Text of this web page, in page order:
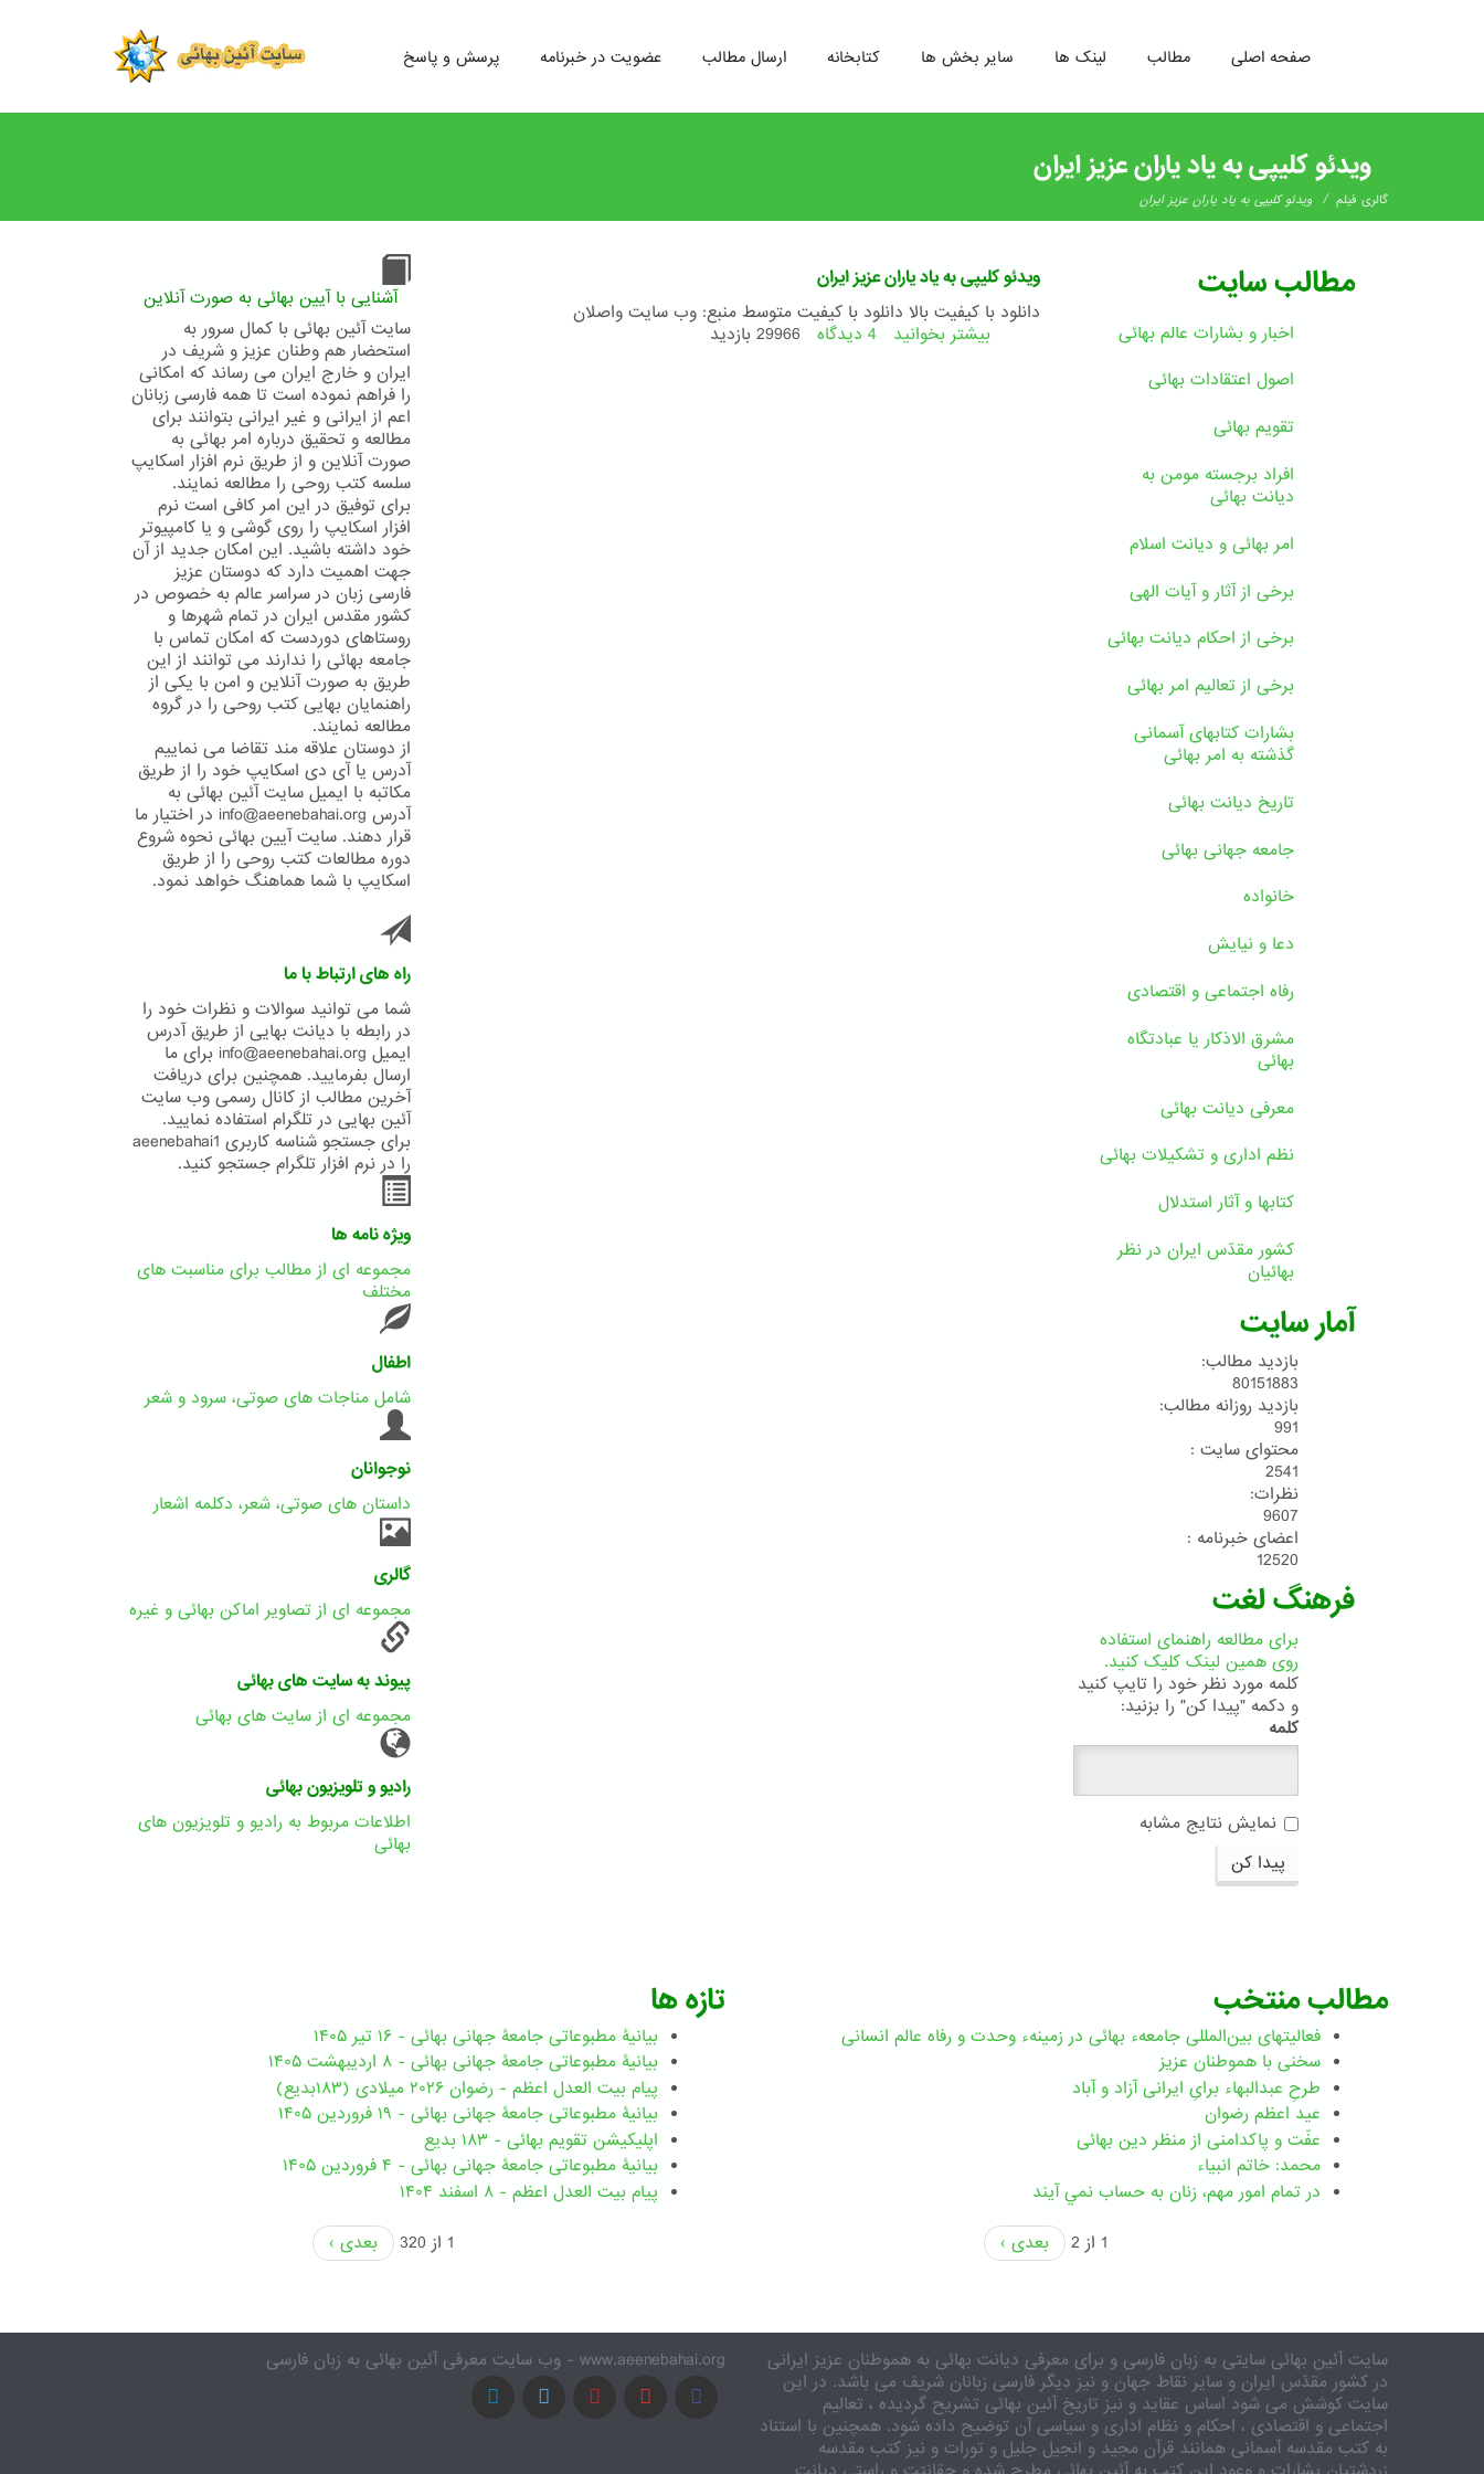
رفتن
پرسش و پاسخ عضویت در خبرنامه ارسال مطالب کتابخانه سایر بخش ها لینک ها مطالب صفحه اصلی
ویدئو کلیپی به یاد یاران عزیز ایران
گالری فیلم / ویدئو کلیپی به یاد یاران عزیز ایران
ویدئو کلیپی به یاد یاران عزیز ایران
دانلود با کیفیت بالا دانلود با کیفیت متوسط منبع: وب سایت واصلان
بیشتر بخوانید درباره
4 دیدگاه 29966 بازدید
آشنایی با آیین بهائی به صورت آنلاین
سایت آئین بهائی با کمال سرور به
استحضار هم وطنان عزیز و شریف در
ایران و خارج ایران می رساند که امکانی
را فراهم نموده است تا همه فارسی زبانان
اعم از ایرانی و غیر ایرانی بتوانند برای
مطالعه و تحقیق درباره امر بهائی به
صورت آنلاین و از طریق نرم افزار اسکایپ
سلسه کتب روحی را مطالعه نمایند.
برای توفیق در این امر کافی است نرم
افزار اسکایپ را روی گوشی و یا کامپیوتر
خود داشته باشید. این امکان جدید از آن
جهت اهمیت دارد که دوستان عزیز
فارسی زبان در سراسر عالم به خصوص در
کشور مقدس ایران در تمام شهرها و
روستاهای دوردست که امکان تماس با
جامعه بهائی را ندارند می توانند از این
طریق به صورت آنلاین و امن با یکی از
راهنمایان بهایی کتب روحی را در گروه
مطالعه نمایند.
از دوستان علاقه مند تقاضا می نماییم
آدرس یا آی دی اسکایپ خود را از طریق
مکاتبه با ایمیل سایت آئین بهائی به
آدرس info@aeenebahai.org در اختیار ما
قرار دهند. سایت آیین بهائی نحوه شروع
دوره مطالعات کتب روحی را از طریق
اسکایپ با شما هماهنگ خواهد نمود.
راه های ارتباط با ما
شما می توانید سوالات و نظرات خود را
در رابطه با دیانت بهایی از طریق آدرس
ایمیل info@aeenebahai.org برای ما
ارسال بفرمایید. همچنین برای دریافت
آخرین مطالب از کانال رسمی وب سایت
آئین بهایی در تلگرام استفاده نمایید.
برای جستجو شناسه کاربری aeenebahai1
را در نرم افزار تلگرام جستجو کنید.
ویژه نامه ها
مجموعه ای از مطالب برای مناسبت های
مختلف
اطفال
شامل مناجات های صوتی، سرود و شعر
نوجوانان
داستان های صوتی، شعر، دکلمه اشعار
گالری
مجموعه ای از تصاویر اماکن بهائی و غیره
پیوند به سایت های بهائی
مجموعه ای از سایت های بهائی
رادیو و تلویزیون بهائی
اطلاعات مربوط به رادیو و تلویزیون های
بهائی
مطالب سایت
اخبار و بشارات عالم بهائى
اصول اعتقادات بهائی
تقویم بهائی
افراد برجسته مومن به
دیانت بهائی
امر بهائی و دیانت اسلام
برخی از آثار و آیات الهی
برخی از احکام دیانت بهائی
برخی از تعالیم امر بهائی
بشارات کتابهای آسمانی
گذشته به امر بهائی
تاریخ دیانت بهائی
جامعه جهانی بهائی
خانواده
دعا و نیایش
رفاه اجتماعی و اقتصادی
مشرق الاذکار یا عبادتگاه
بهائی
معرفی دیانت بهائی
نظم اداری و تشکیلات بهائی
کتابها و آثار استدلال
کشور مقدّس ایران در نظر
بهائیان
آمار سایت
بازدید مطالب:
80151883
بازدید روزانه مطالب:
991
محتوای سایت :
2541
نظرات:
9607
اعضای خبرنامه :
12520
فرهنگ لغت
برای مطالعه راهنمای استفاده
روی همین لینک کلیک کنید.
کلمه مورد نظر خود را تایپ کنید
و دکمه "پیدا کن" را بزنید:
کلمه
نمایش نتایج مشابه
پیدا کن
تازه ها
بیانیۀ مطبوعاتی جامعۀ جهانی بهائی - ۱۶ تیر ۱۴۰۵
بیانیۀ مطبوعاتی جامعۀ جهانی بهائی - ۸ اردیبهشت ۱۴۰۵
پیام بیت العدل اعظم - رضوان ۲۰۲۶ میلادی (۱۸۳بدیع)
بیانیۀ مطبوعاتی جامعۀ جهانی بهائی - ۱۹ فروردین ۱۴۰۵
اپلیکیشن تقویم بهائی - ۱۸۳ بدیع
بیانیۀ مطبوعاتی جامعۀ جهانی بهائی - ۴ فروردین ۱۴۰۵
پیام بیت العدل اعظم - ۸ اسفند ۱۴۰۴
1 از 320
بعدی ›
مطالب منتخب
فعالیتهای بین‌المللی جامعهء بهائی در زمینهء وحدت و رفاه عالم انسانی
سخنی با هموطنان عزیز
طرحِ عبدالبهاء برایِ ایرانی آزاد و آباد
عید اعظم رضوان
عفّت و پاکدامنی از منظر دین بهائی
محمد: خاتم انبیاء
در تمام امور مهم،‌ زنان به حساب نمي آيند
1 از 2
بعدی ›
www.aeenebahai.org - وب سایت معرفی آئین بهائی به زبان فارسی
سایت آئین بهائی سایتی به زبان فارسی و برای معرفی دیانت بهائی به هموطنان عزیز ایرانی
در کشور مقدّس ایران و سایر نقاط جهان و نیز دیگر فارسی زبانان شریف می باشد. در این
سایت کوشش می شود اساس عقاید و نیز تاریخ آئین بهائی تشریح گردیده ، تعالیم
اجتماعی و اقتصادی ، احکام و نظام اداری و سیاسی آن توضیح داده شود. همچنین با استناد
به کتب مقدسه آسمانی همانند قرآن مجید و انجیل جلیل و تورات و نیز کتب مقدسه